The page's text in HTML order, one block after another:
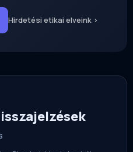
Hirdetési etikai elveink ›